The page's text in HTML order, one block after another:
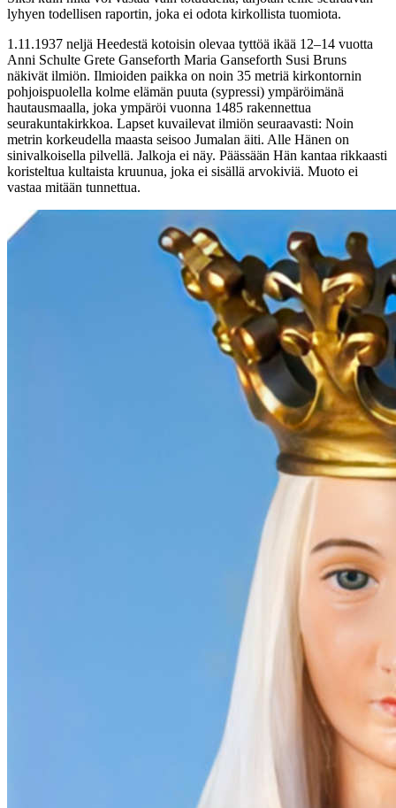
lyhyen todellisen raportin, joka ei odota kirkollista tuomiota.
1.11.1937 neljä Heedestä kotoisin olevaa tyttöä ikää 12–14 vuotta
Anni Schulte Grete Ganseforth Maria Ganseforth Susi Bruns
näkivät ilmiön. Ilmioiden paikka on noin 35 metriä kirkontornin
pohjoispuolella kolme elämän puuta (sypressi) ympäröimänä
hautausmaalla, joka ympäröi vuonna 1485 rakennettua
seurakuntakirkkoa. Lapset kuvailevat ilmiön seuraavasti: Noin
metrin korkeudella maasta seisoo Jumalan äiti. Alle Hänen on
sinivalkoisella pilvellä. Jalkoja ei näy. Päässään Hän kantaa rikkaasti
koristeltua kultaista kruunua, joka ei sisällä arvokiviä. Muoto ei
vastaa mitään tunnettua.